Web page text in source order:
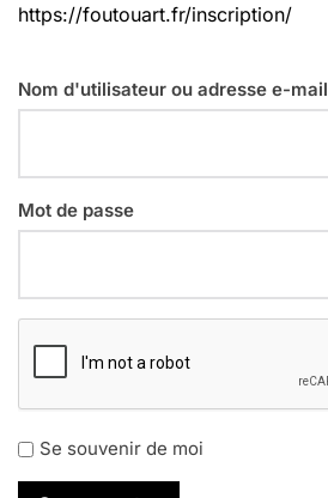
https://foutouart.fr/inscription/
Nom d'utilisateur ou adresse e-mail
Mot de passe
Se souvenir de moi